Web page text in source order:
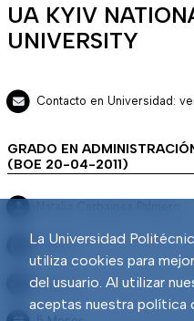
La Universidad
utiliza cookies para
del usuario. Al utilizar
aceptas nuestra política
UA KYIV
UNIVERSITY
Contacto en Universidad:
GRADO EN
(BOE 20-04-2011)
ESP B2
1 plazas